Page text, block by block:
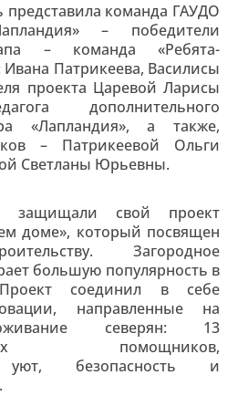
представила команда ГАУДО
– победители
– команда «Ребята-
Ивана Патрикеева, Василисы
проекта Царевой Ларисы
дополнительного
«Лапландия», а также,
– Патрикеевой Ольги
Светланы Юрьевны.
защищали свой проект
доме», который посвящен
Загородное
большую популярность в
соединил в себе
направленные на
северян: 13
помощников,
уют, безопасность и